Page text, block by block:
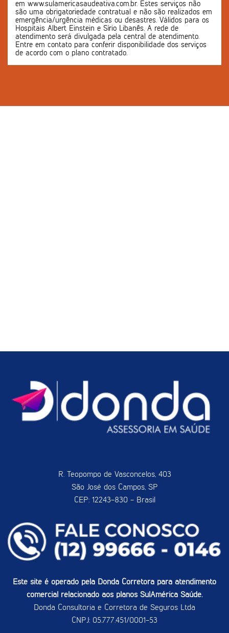
em www.sulamericasaudeativa.com.br. Estes serviços não
são uma obrigatoriedade contratual e não são realizados em
emergência/urgência médicas ou desastres. Válidos para os
Hospitais Albert Einstein e Sírio Libanês. A rede de
atendimento será divulgada pela central de atendimento.
Entre em contato para conferir disponibilidade dos serviços
de acordo com o plano contratado.
R. Teopompo de Vasconcelos, 403
São José dos Campos, SP
CEP: 12243-830 - Brasil
Este site é operado pela Donda Corretora para atendimento
comercial relacionado aos planos SulAmérica Saúde.
Donda Consultoria e Corretora de Seguros Ltda
CNPJ: 05.777.451/0001-53